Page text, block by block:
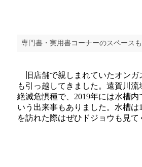
専門書・実用書コーナーのスペース
旧店舗で親しまれていたオンガ
も引っ越してきました。遠賀川流
絶滅危惧種で、2019年には水槽内
いう出来事もありました。水槽は
を訪れた際はぜひドジョウも見て